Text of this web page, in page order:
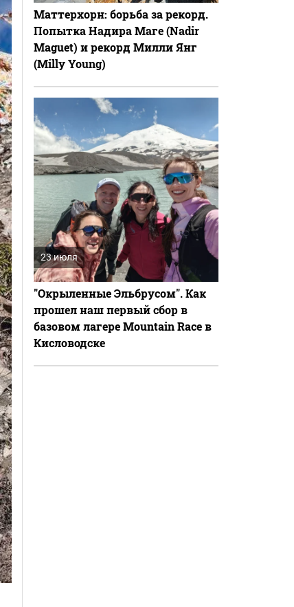
Маттерхорн: борьба за рекорд.
Попытка Надира Маге (Nadir
Maguet) и рекорд Милли Янг
(Milly Young)
23 июля
"Окрыленные Эльбрусом". Как
прошел наш первый сбор в
базовом лагере Mountain Race в
Кисловодске